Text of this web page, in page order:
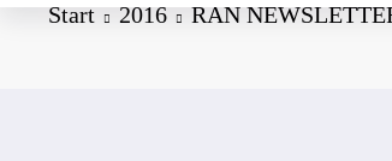
Start 2016 RAN